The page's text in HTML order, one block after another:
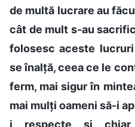
de multă lucrare au
cât de mult s-au
folosesc aceste
se înalță, ceea ce le
ferm, mai sigur în
mai mulți oameni să-i
i respecte și chiar